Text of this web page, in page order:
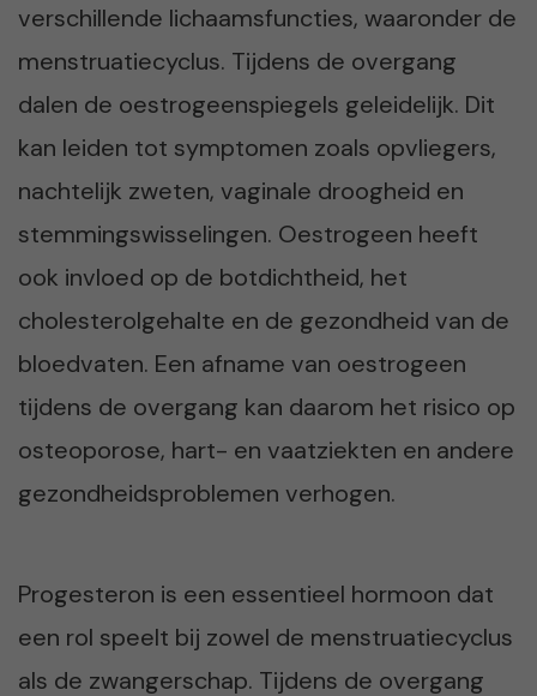
verschillende lichaamsfuncties, waaronder de
menstruatiecyclus. Tijdens de overgang
dalen de oestrogeenspiegels geleidelijk. Dit
kan leiden tot symptomen zoals opvliegers,
nachtelijk zweten, vaginale droogheid en
stemmingswisselingen. Oestrogeen heeft
ook invloed op de botdichtheid, het
cholesterolgehalte en de gezondheid van de
bloedvaten. Een afname van oestrogeen
tijdens de overgang kan daarom het risico op
osteoporose, hart- en vaatziekten en andere
gezondheidsproblemen verhogen.
Progesteron is een essentieel hormoon dat
een rol speelt bij zowel de menstruatiecyclus
als de zwangerschap. Tijdens de overgang